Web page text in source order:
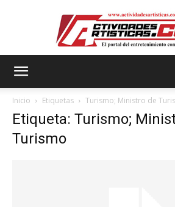
Inicio Etiquetas Turismo; Ministro de
Etiqueta: Turismo;
Turismo